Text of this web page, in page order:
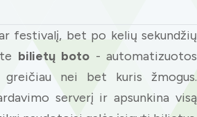
festivalį, bet po kelių sekundžių
bilietų boto - automatizuotos
nei bet kuris žmogus.
serverį ir apsunkina visą